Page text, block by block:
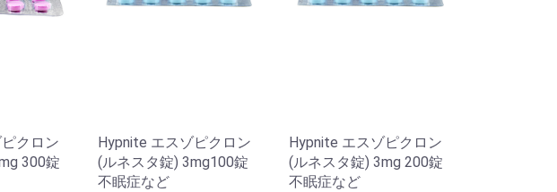
クロン
300錠
Hypnite エスゾピクロン
(ルネスタ錠) 3mg100錠
不眠症など
Hypnite エスゾピクロン
(ルネスタ錠) 3mg 200錠
不眠症など